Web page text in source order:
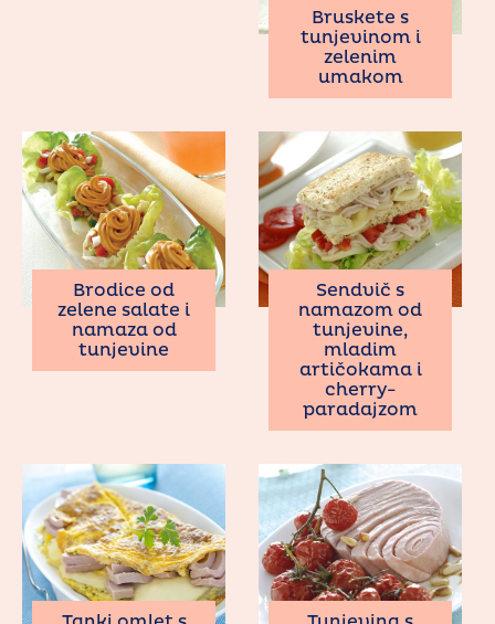
Bruskete s
tunjevinom i
zelenim
umakom
Brodice od
zelene salate i
namaza od
tunjevine
Sendvič s
namazom od
tunjevine,
mladim
artičokama i
cherry-
paradajzom